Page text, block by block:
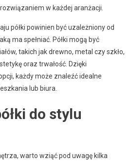
w każdej aranżacji.
półki powinien być uzależniony od
ma spełniać. Półki mogą być
takich jak drewno, metal czy szkło,
oraz trwałość. Dzięki
każdy może znaleźć idealne
lub biura.
do stylu
warto wziąć pod uwagę kilka